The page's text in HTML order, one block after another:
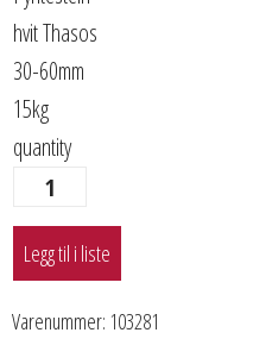
hvit Thasos
30-60mm
15kg
quantity
Legg til i liste
Varenummer: 103281